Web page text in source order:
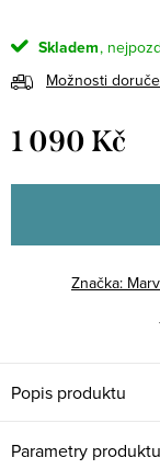
Skladem
Možnosti
1 090 Kč
cena:
Značka:
Popis produktu
Parametry produktu